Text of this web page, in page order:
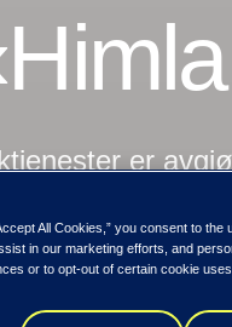
er
All Cookies,” you consent to
in our marketing efforts, and
or to opt-out of certain cookie uses.